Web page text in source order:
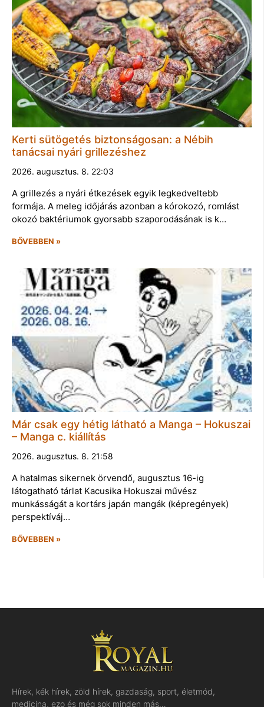
Kerti sütögetés biztonságosan: a Nébih
tanácsai nyári grillezéshez
2026. augusztus. 8. 22:03
A grillezés a nyári étkezések egyik legkedveltebb
formája. A meleg időjárás azonban a kórokozó, romlást
okozó baktériumok gyorsabb szaporodásának is k…
BŐVEBBEN »
Már csak egy hétig látható a Manga – Hokuszai
– Manga c. kiállítás
2026. augusztus. 8. 21:58
A hatalmas sikernek örvendő, augusztus 16-ig
látogatható tárlat Kacusika Hokuszai művész
munkásságát a kortárs japán mangák (képregények)
perspektíváj…
BŐVEBBEN »
Hírek, kék hírek, zöld hírek, gazdaság, sport, életmód,
medicina, ezo és még sok minden más…